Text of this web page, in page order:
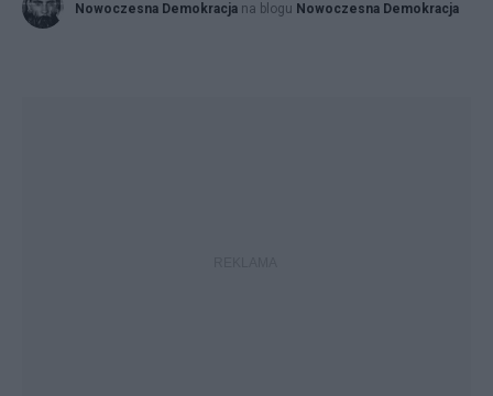
Nowoczesna Demokracja na blogu Nowoczesna Demokracja